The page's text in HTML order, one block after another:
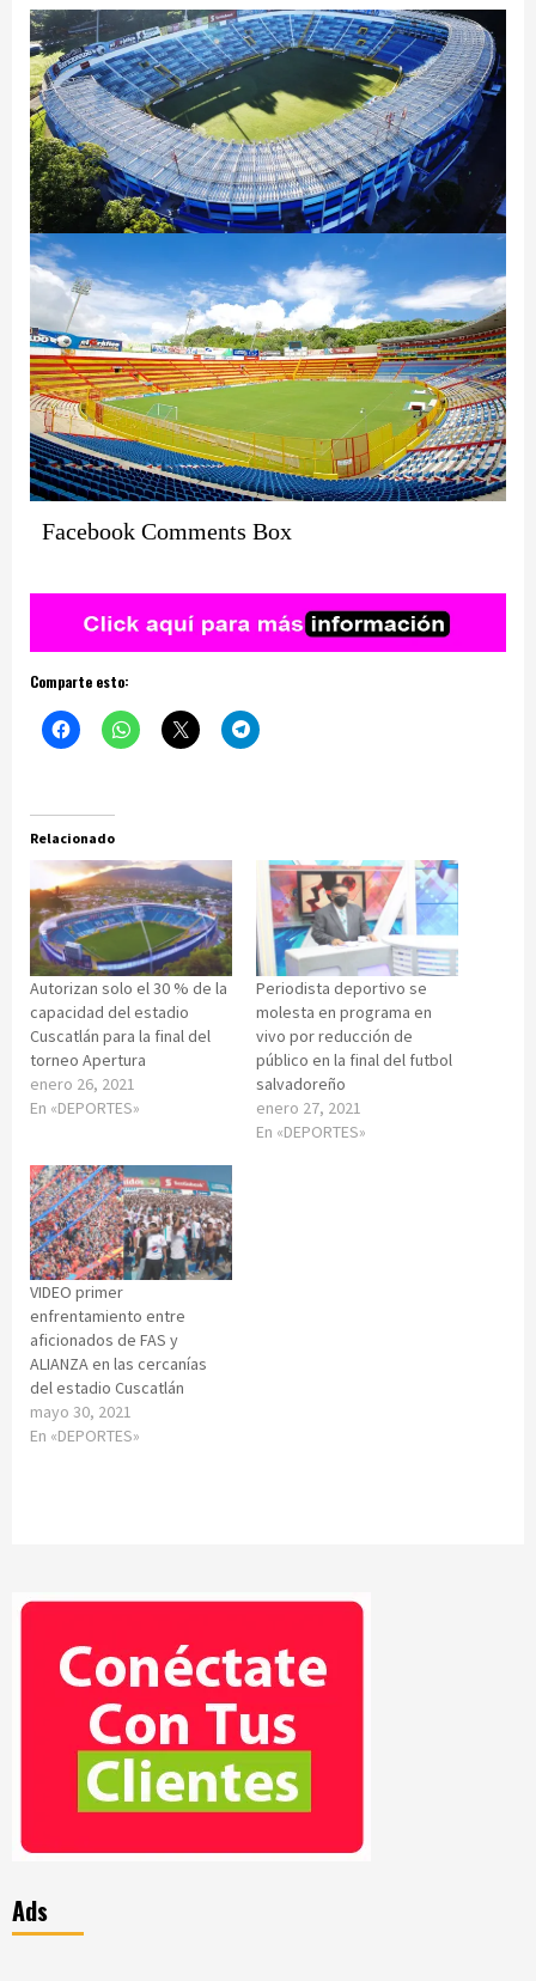
Facebook Comments Box
Comparte esto:
Relacionado
Autorizan solo el 30 % de la
capacidad del estadio
Cuscatlán para la final del
torneo Apertura
enero 26, 2021
En «DEPORTES»
Periodista deportivo se
molesta en programa en
vivo por reducción de
público en la final del futbol
salvadoreño
enero 27, 2021
En «DEPORTES»
VIDEO primer
enfrentamiento entre
aficionados de FAS y
ALIANZA en las cercanías
del estadio Cuscatlán
mayo 30, 2021
En «DEPORTES»
Ads